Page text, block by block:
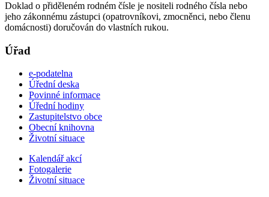
Doklad o přiděleném rodném čísle je nositeli rodného čísla nebo
jeho zákonnému zástupci (opatrovníkovi, zmocněnci, nebo členu
domácnosti) doručován do vlastních rukou.
Úřad
e-podatelna
Úřední deska
Povinné informace
Úřední hodiny
Zastupitelstvo obce
Obecní knihovna
Životní situace
Kalendář akcí
Fotogalerie
Životní situace